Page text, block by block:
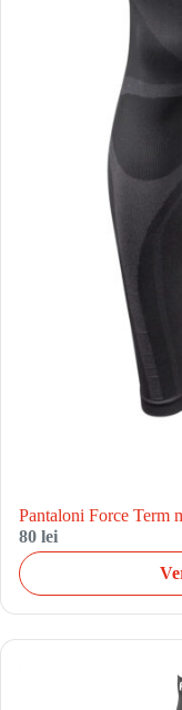
Pantaloni Force Term
80 lei